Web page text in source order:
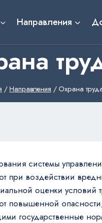
Направления
/ Направления / Охрана
системы
воздействии
оценки
государственные